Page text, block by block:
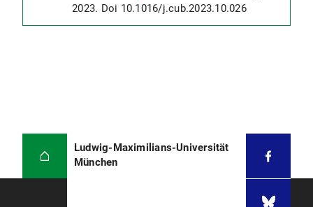
2023. Doi 10.1016/j.cub.2023.10.026
Ludwig-Maximilians-Universität
München